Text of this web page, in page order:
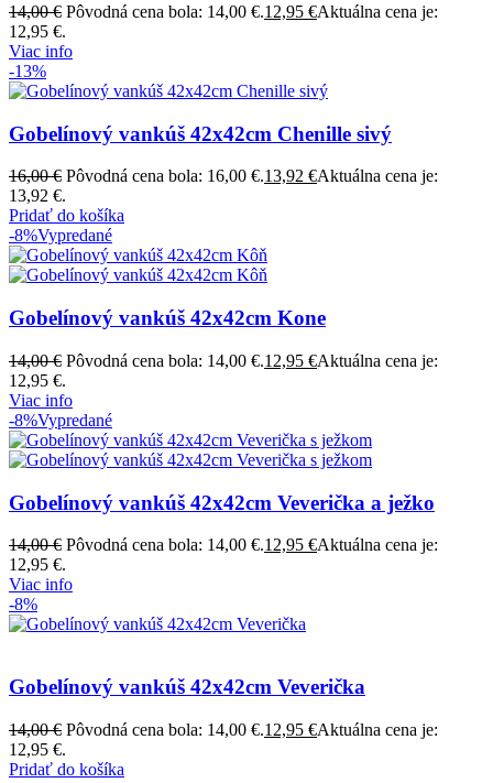
14,00€ Pôvodná cena bola: 14,00 €.12,95 €Aktuálna cena je:
12,95 €.
Viac info
-13%
Gobelínový vankúš 42x42cm Chenille sivý
16,00€ Pôvodná cena bola: 16,00 €.13,92 €Aktuálna cena je:
13,92 €.
Pridať do košíka
-8%Vypredané
Gobelínový vankúš 42x42cm Kone
14,00€ Pôvodná cena bola: 14,00 €.12,95 €Aktuálna cena je:
12,95 €.
Viac info
-8%Vypredané
Gobelínový vankúš 42x42cm Veverička a ježko
14,00€ Pôvodná cena bola: 14,00 €.12,95 €Aktuálna cena je:
12,95 €.
Viac info
-8%
Gobelínový vankúš 42x42cm Veverička
14,00€ Pôvodná cena bola: 14,00 €.12,95 €Aktuálna cena je:
12,95 €.
Pridať do košíka